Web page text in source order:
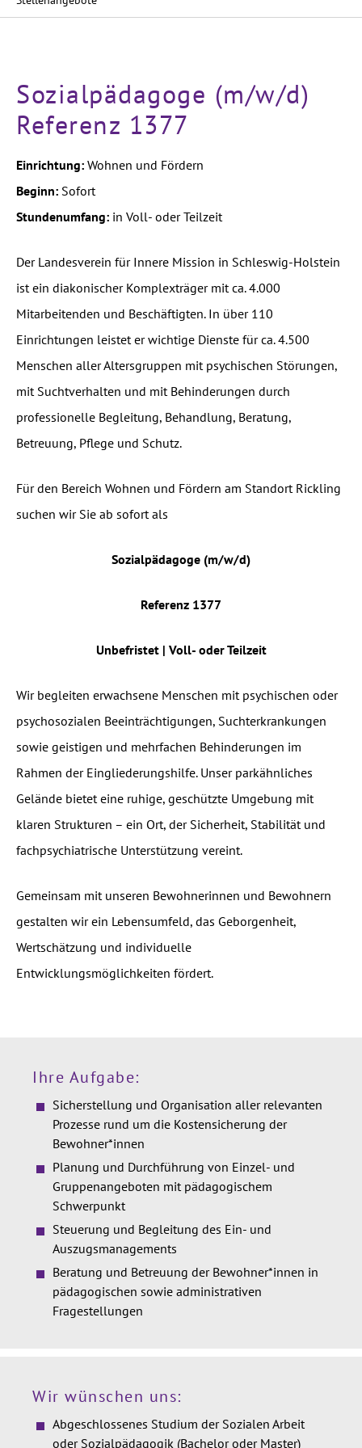
Sozialpädagoge (m/w/d)
Referenz 1377
Einrichtung: Wohnen und Fördern
Beginn: Sofort
Stundenumfang: in Voll- oder Teilzeit
Der Landesverein für Innere Mission in Schleswig-Holstein
ist ein diakonischer Komplexträger mit ca. 4.000
Mitarbeitenden und Beschäftigten. In über 110
Einrichtungen leistet er wichtige Dienste für ca. 4.500
Menschen aller Altersgruppen mit psychischen Störungen,
mit Suchtverhalten und mit Behinderungen durch
professionelle Begleitung, Behandlung, Beratung,
Betreuung, Pflege und Schutz.
Für den Bereich Wohnen und Fördern am Standort Rickling
suchen wir Sie ab sofort als
Sozialpädagoge (m/w/d)
Referenz 1377
Unbefristet | Voll- oder Teilzeit
Wir begleiten erwachsene Menschen mit psychischen oder
psychosozialen Beeinträchtigungen, Suchterkrankungen
sowie geistigen und mehrfachen Behinderungen im
Rahmen der Eingliederungshilfe. Unser parkähnliches
Gelände bietet eine ruhige, geschützte Umgebung mit
klaren Strukturen – ein Ort, der Sicherheit, Stabilität und
fachpsychiatrische Unterstützung vereint.
Gemeinsam mit unseren Bewohnerinnen und Bewohnern
gestalten wir ein Lebensumfeld, das Geborgenheit,
Wertschätzung und individuelle
Entwicklungsmöglichkeiten fördert.
Ihre Aufgabe:
Sicherstellung und Organisation aller relevanten
Prozesse rund um die Kostensicherung der
Bewohner*innen
Planung und Durchführung von Einzel- und
Gruppenangeboten mit pädagogischem
Schwerpunkt
Steuerung und Begleitung des Ein- und
Auszugsmanagements
Beratung und Betreuung der Bewohner*innen in
pädagogischen sowie administrativen
Fragestellungen
Wir wünschen uns:
Abgeschlossenes Studium der Sozialen Arbeit
oder Sozialpädagogik (Bachelor oder Master)